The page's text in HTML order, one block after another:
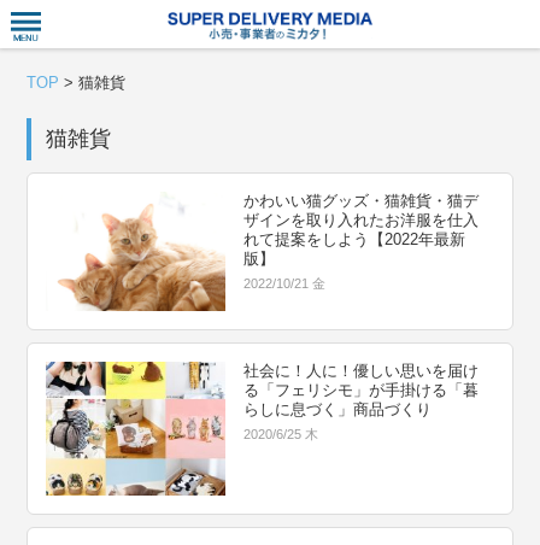
TOP >猫雑貨
猫雑貨
かわいい猫グッズ・猫雑貨・猫デ
ザインを取り入れたお洋服を仕入
れて提案をしよう【2022年最新
版】
2022/10/21 金
社会に！人に！優しい思いを届け
る「フェリシモ」が手掛ける「暮
らしに息づく」商品づくり
2020/6/25 木